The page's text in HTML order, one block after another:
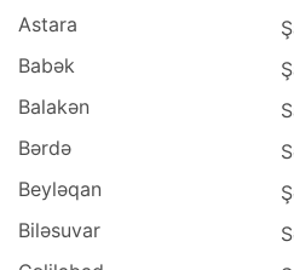
Astara
Babək
Balakən
Bərdə
Beyləqan
Biləsuvar